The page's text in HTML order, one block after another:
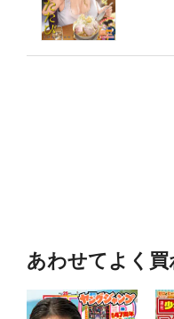
あわせてよく